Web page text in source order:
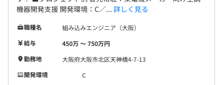
機器開発支援 開発環境：C／... 詳しく見る
職種名
組み込みエンジニア（大阪）
給与
450万 〜 750万円
勤務地
大阪府大阪市北区天神橋4-7-13
開発環境
C